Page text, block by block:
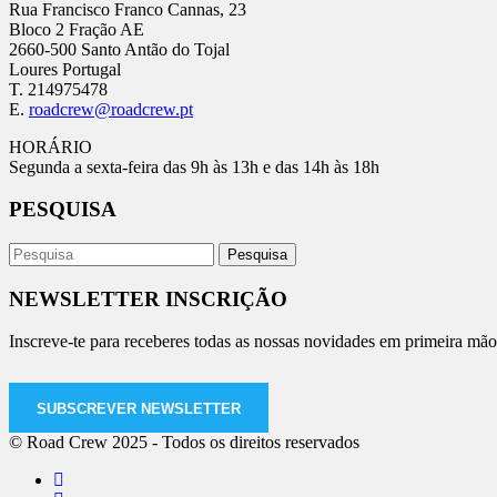
Rua Francisco Franco Cannas, 23
Bloco 2 Fração AE
2660-500 Santo Antão do Tojal
Loures Portugal
T. 214975478
E. roadcrew@roadcrew.pt
HORÁRIO
Segunda a sexta-feira das 9h às 13h e das 14h às 18h
PESQUISA
NEWSLETTER INSCRIÇÃO
Inscreve-te para receberes todas as nossas novidades em primeira
SUBSCREVER NEWSLETTER
© Road Crew 2025 - Todos os direitos reservados